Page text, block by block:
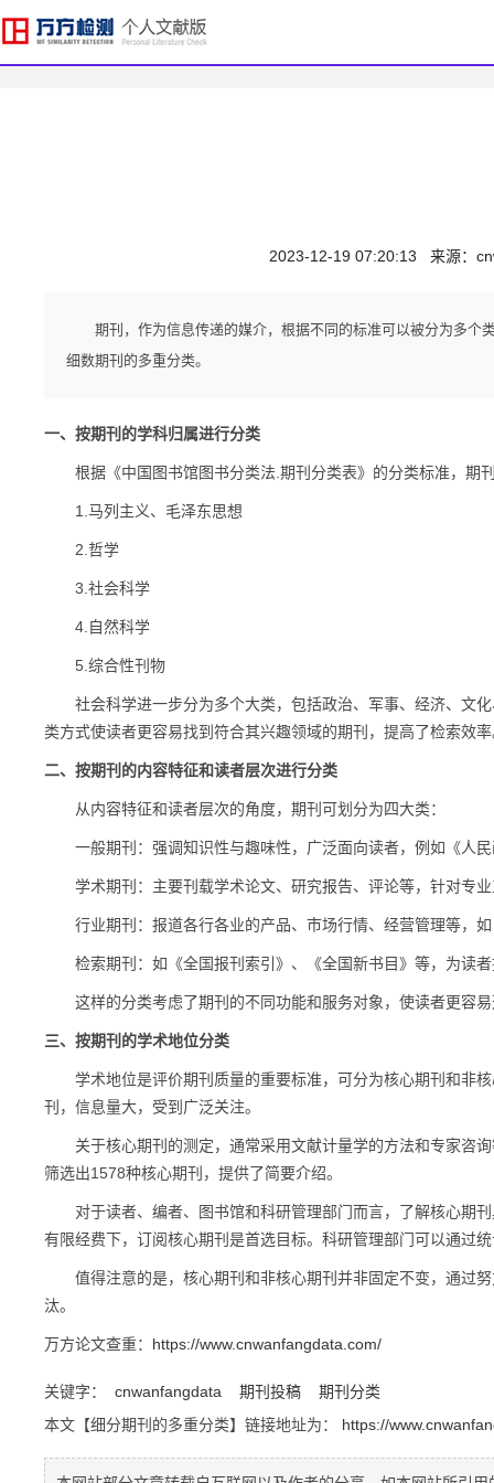
2023-12-19 07:20:13 来源：
期刊，作为信息传递的媒介，根据不同的标准可以被分为多个
细数期刊的多重分类。
一、按期刊的学科归属进行分类
根据《中国图书馆图书分类法.期刊分类表》的分类标准，期
1.马列主义、毛泽东思想
2.哲学
3.社会科学
4.自然科学
5.综合性刊物
社会科学进一步分为多个大类，包括政治、军事、经济、文化
类方式使读者更容易找到符合其兴趣领域的期刊，提高了检索效
二、按期刊的内容特征和读者层次进行分类
从内容特征和读者层次的角度，期刊可划分为四大类：
一般期刊：强调知识性与趣味性，广泛面向读者，例如《人民
学术期刊：主要刊载学术论文、研究报告、评论等，针对专业
行业期刊：报道各行各业的产品、市场行情、经营管理等，如
检索期刊：如《全国报刊索引》、《全国新书目》等，为读者
这样的分类考虑了期刊的不同功能和服务对象，使读者更容易
三、按期刊的学术地位分类
学术地位是评价期刊质量的重要标准，可分为核心期刊和非核
刊，信息量大，受到广泛关注。
关于核心期刊的测定，通常采用文献计量学的方法和专家咨询
筛选出1578种核心期刊，提供了简要介绍。
对于读者、编者、图书馆和科研管理部门而言，了解核心期刊
有限经费下，订阅核心期刊是首选目标。科研管理部门可以通过
值得注意的是，核心期刊和非核心期刊并非固定不变，通过努
汰。
万方论文查重： https://www.cnwanfangdata.com/
关键字： cnwanfangdata 期刊投稿
期刊分类
本文【细分期刊的多重分类】链接地址为： https://